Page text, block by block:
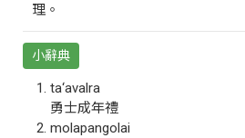
理。
小辭典
ta‘avalra
勇士成年禮
molapangolai